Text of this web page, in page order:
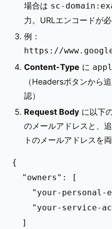
場合は sc-
力。URLエンコードが必
例：
https://
Content-Type に
（Headersボタンから
認）
Request Body に以下
のメールアドレスと、
トのメールアドレスを両
{
  "owners": [
    "
your-personal-
    "
your-service-
  ]